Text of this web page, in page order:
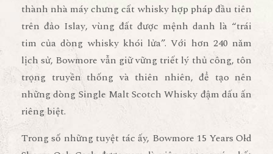
thành nhà máy chưng cất whisky hợp pháp đầu tiên
trên đảo Islay, vùng đất được mệnh danh là “trái
tim của dòng whisky khói lửa”. Với hơn 240 năm
lịch sử, Bowmore vẫn giữ vững triết lý thủ công, tôn
trọng truyền thống và thiên nhiên, để tạo nên
những dòng Single Malt Scotch Whisky đậm dấu ấn
riêng biệt.
Trong số những tuyệt tác ấy, Bowmore 15 Years Old